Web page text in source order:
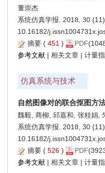
董崇杰
系统仿真学报. 2018, 30
10.16182/
摘要 ( 451 ) PDF
参考文献 | 相关文章 | 计量
仿真系统与技术
自然图像对的联合抠图方
魏毅, 商柳, 邱嘉和, 张桂娟,
系统仿真学报. 2018, 30
10.16182/
摘要 ( 526 ) PDF
参考文献 | 相关文章 | 计量